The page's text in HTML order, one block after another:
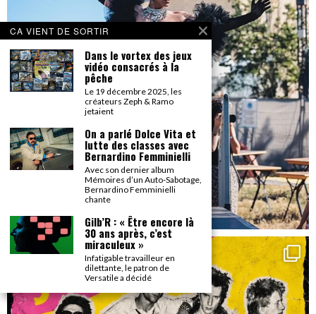
CA VIENT DE SORTIR
Dans le vortex des jeux
vidéo consacrés à la
pêche
Le 19 décembre 2025, les
créateurs Zeph & Ramo
jetaient
On a parlé Dolce Vita et
lutte des classes avec
Bernardino Femminielli
Avec son dernier album
Mémoires d’un Auto-Sabotage,
Bernardino Femminielli
chante
Gilb’R : « Être encore là
30 ans après, c’est
miraculeux »
Infatigable travailleur en
dilettante, le patron de
Versatile a décidé